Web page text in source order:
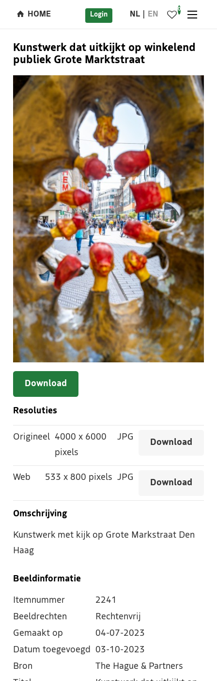
HOME Login NL EN
0
Kunstwerk dat uitkijkt op winkelend
publiek Grote Marktstraat
Download
Resoluties
Origineel 4000 x 6000
pixels
JPG
Download
Web 533 x 800 pixels JPG
Download
Omschrijving
Kunstwerk met kijk op Grote Markstraat Den
Haag
Beeldinformatie
Itemnummer
2241
Beeldrechten
Rechtenvrij
Gemaakt op
04-07-2023
Datum toegevoegd
03-10-2023
Bron
The Hague & Partners